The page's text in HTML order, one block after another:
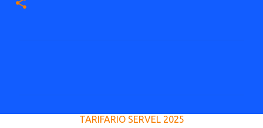
TARIFARIO SERVEL 2025